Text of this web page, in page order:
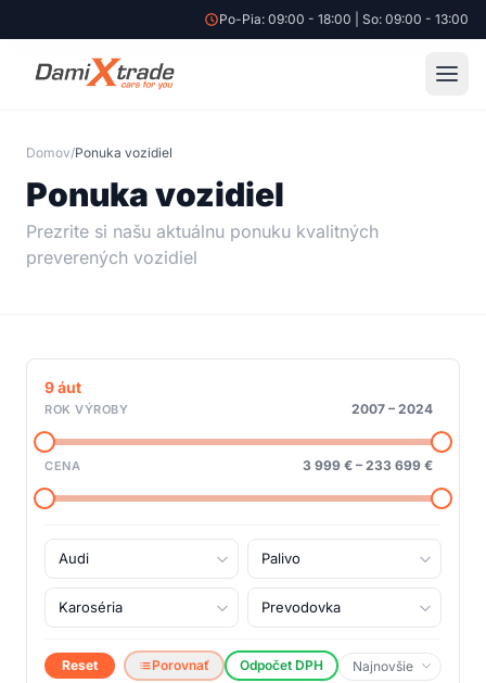
Po-Pia: 09:00 - 18:00 | So: 09:00 - 13:00
Domov/Ponuka vozidiel
Ponuka vozidiel
Prezrite si našu aktuálnu ponuku kvalitných
preverených vozidiel
9áut
ROK VÝROBY 2007 – 2024
CENA 3 999 € – 233 699 €
Reset Porovnať Odpočet DPH